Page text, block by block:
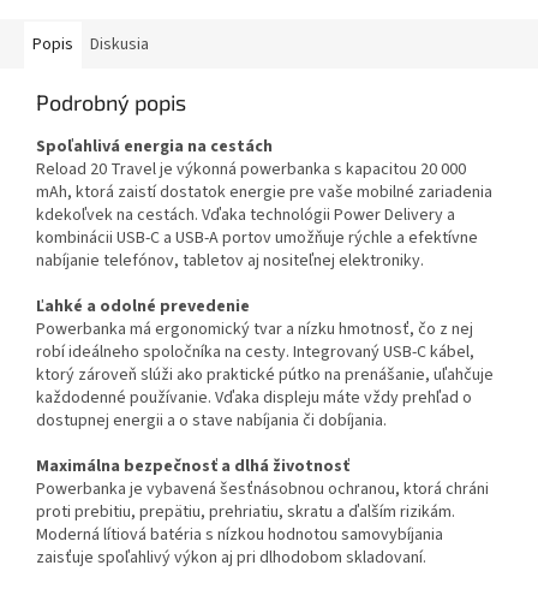
Popis Diskusia
Podrobný popis
Spoľahlivá energia na cestách
Reload 20 Travel je výkonná powerbanka s kapacitou 20 000
mAh, ktorá zaistí dostatok energie pre vaše mobilné zariadenia
kdekoľvek na cestách. Vďaka technológii Power Delivery a
kombinácii USB-C a USB-A portov umožňuje rýchle a efektívne
nabíjanie telefónov, tabletov aj nositeľnej elektroniky.
Ľahké a odolné prevedenie
Powerbanka má ergonomický tvar a nízku hmotnosť, čo z nej
robí ideálneho spoločníka na cesty. Integrovaný USB-C kábel,
ktorý zároveň slúži ako praktické pútko na prenášanie, uľahčuje
každodenné používanie. Vďaka displeju máte vždy prehľad o
dostupnej energii a o stave nabíjania či dobíjania.
Maximálna bezpečnosť a dlhá životnosť
Powerbanka je vybavená šesťnásobnou ochranou, ktorá chráni
proti prebitiu, prepätiu, prehriatiu, skratu a ďalším rizikám.
Moderná lítiová batéria s nízkou hodnotou samovybíjania
zaisťuje spoľahlivý výkon aj pri dlhodobom skladovaní.